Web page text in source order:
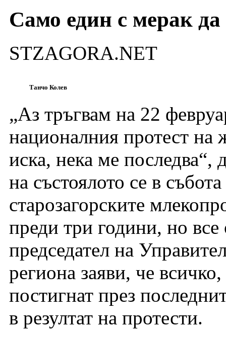
Само един с мерак
STZAGORA.NET
Танчо Колев
„Аз тръгвам на 22
националния протест на
иска, нека ме
на състоялото се в
старозагорските
преди три години, но
председател на
региона заяви, че
постигнат през
в резултат на протести.